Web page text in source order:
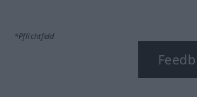
*Pflichtfeld